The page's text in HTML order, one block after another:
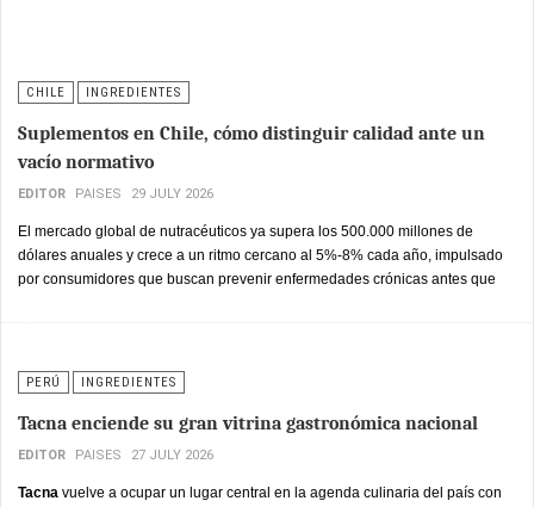
CHILE INGREDIENTES
Suplementos en Chile, cómo distinguir calidad ante un
vacío normativo
EDITOR PAISES 29 JULY 2026
El mercado global de nutracéuticos ya supera los 500.000 millones de
dólares anuales y crece a un ritmo cercano al 5%-8% cada año, impulsado
por consumidores que buscan prevenir enfermedades crónicas antes que
PERÚ INGREDIENTES
Tacna enciende su gran vitrina gastronómica nacional
EDITOR PAISES 27 JULY 2026
Tacna vuelve a ocupar un lugar central en la agenda culinaria del país con